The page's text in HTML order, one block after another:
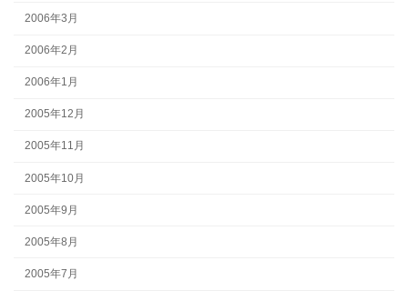
2006年3月
2006年2月
2006年1月
2005年12月
2005年11月
2005年10月
2005年9月
2005年8月
2005年7月